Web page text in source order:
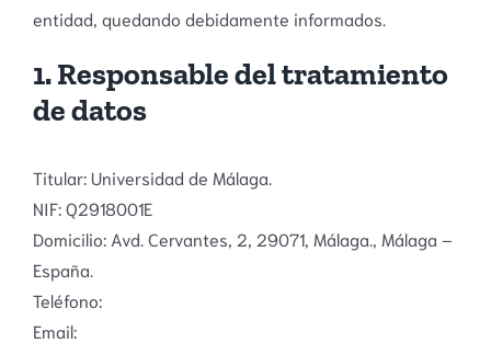
entidad, quedando debidamente informados.
1. Responsable del tratamiento
de datos
Titular: Universidad de Málaga.
NIF: Q2918001E
Domicilio: Avd. Cervantes, 2, 29071, Málaga., Málaga –
España.
Teléfono:
Email: